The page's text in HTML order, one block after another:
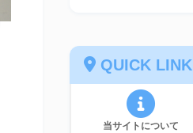
QUICK LINK
当サイトについて